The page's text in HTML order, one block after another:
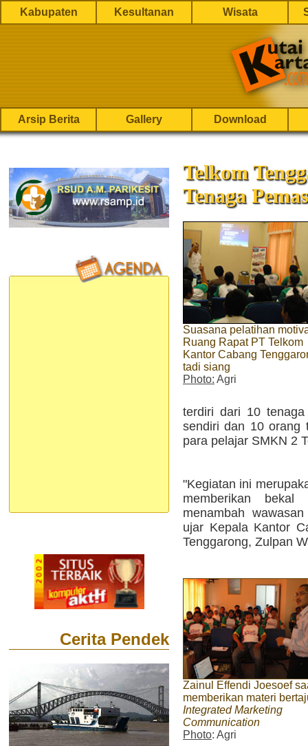
Kabupaten Kesultanan Wisata
Arsip Berita Gallery Download
Cerita Pendek
Telkom
Tenaga
Suasana pelatihan
Ruang Rapat PT Telkom
Kantor Cabang
tadi siang
Photo: Agri
terdiri dari 10
sendiri dan 10 orang
para pelajar SMKN 2
"Kegiatan ini
memberikan
menambah
ujar Kepala Kantor
Tenggarong, Zulpan
Zainul Effendi Joesoef
memberikan materi
Integrated Marketing
Communication
Photo: Agri